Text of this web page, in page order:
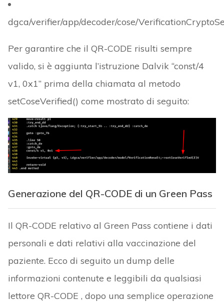
dgca/verifier/app/decoder/cose/
Per garantire che il QR-CODE risulti sempre
valido, si è aggiunta l’istruzione Dalvik “const/4
v1, 0x1” prima della chiamata al metodo
setCoseVerified() come mostrato di seguito:
Generazione del QR-CODE di un Green Pass
Il QR-CODE relativo al Green Pass contiene i dati
personali e dati relativi alla vaccinazione del
paziente. Ecco di seguito un dump delle
informazioni contenute e leggibili da qualsiasi
lettore QR-CODE , dopo una semplice operazione